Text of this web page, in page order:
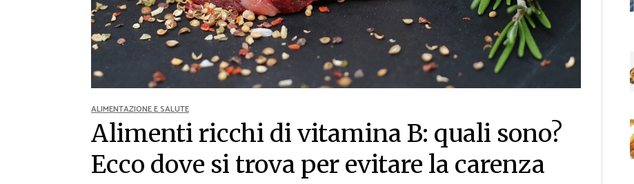
Ricette per Ingrediente
ALIMENTAZIONE E SALUTE
Alimenti ricchi di vitamina B: quali sono?
Ecco dove si trova per evitare la carenza